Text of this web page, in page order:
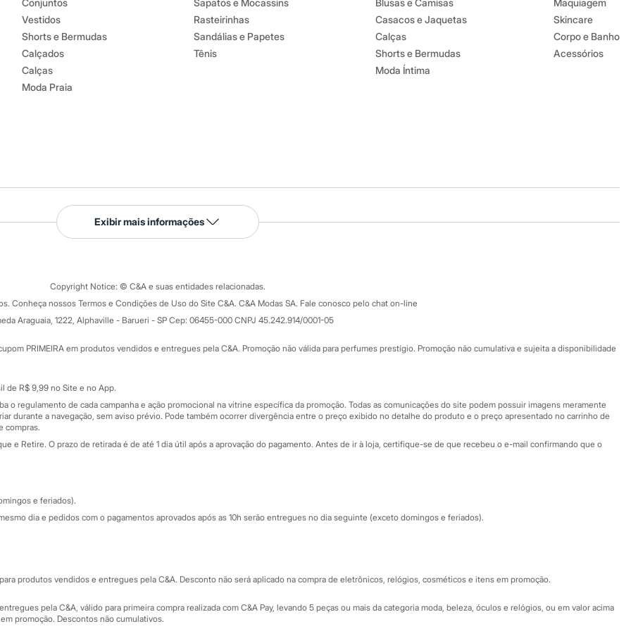
Conjuntos
Vestidos
Shorts e Bermudas
Calçados
Calças
Moda Praia
Sapatos e Mocassins
Rasteirinhas
Sandálias e Papetes
Tênis
Blusas e Camisas
Casacos e Jaquetas
Calças
Shorts e Bermudas
Moda Íntima
Maquiagem
Skincare
Corpo e Banho
Acessórios
Serviços
Tipos de serviços
Formas de pagamento
Todas as vantagens
Minha C&A
Cupons de desconto
Atendimento
Fale conosco
Central de ética
Eventos
Exibir mais informações
Copyright Notice: © C&A e suas entidades relacionadas.
Conheça nossos Termos e Condições de Uso do Site C&A. C&A Modas SA. Fale conosco pelo chat on-line
Araguaia, 1222, Alphaville - Barueri - SP Cep: 06455-000 CNPJ 45.242.914/0001-05
PRIMEIRA em produtos vendidos e entregues pela C&A. Promoção não válida para perfumes prestígio. Promoção não cumulativa e sujeita a disponibilidade
de R$ 9,99 no Site e no App.
o regulamento de cada campanha e ação promocional na vitrine específica da promoção. Todas as comunicações do site podem possuir imagens meramente
durante a navegação, sem aviso prévio. Pode também ocorrer divergência entre o preço exibido no detalhe do produto e o preço apresentado no carrinho de
compras.
e Retire. O prazo de retirada é de até 1 dia útil após a aprovação do pagamento. Antes de ir à loja, certifique-se de que recebeu o e-mail confirmando que o
e feriados).
dia e pedidos com o pagamentos aprovados após as 10h serão entregues no dia seguinte (exceto domingos e feriados).
produtos vendidos e entregues pela C&A. Desconto não será aplicado na compra de eletrônicos, relógios, cosméticos e itens em promoção.
pela C&A, válido para primeira compra realizada com C&A Pay, levando 5 peças ou mais da categoria moda, beleza, óculos e relógios, ou em valor acima
promoção. Descontos não cumulativos.